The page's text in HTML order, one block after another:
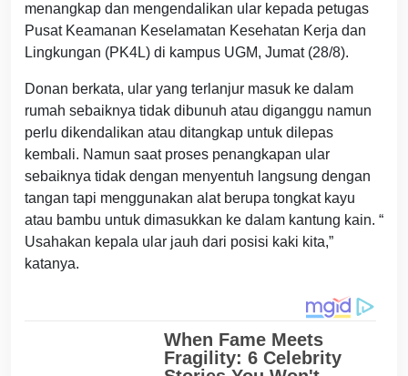
menangkap dan mengendalikan ular kepada petugas
Pusat Keamanan Keselamatan Kesehatan Kerja dan
Lingkungan (PK4L) di kampus UGM, Jumat (28/8).
Donan berkata, ular yang terlanjur masuk ke dalam
rumah sebaiknya tidak dibunuh atau diganggu namun
perlu dikendalikan atau ditangkap untuk dilepas
kembali. Namun saat proses penangkapan ular
sebaiknya tidak dengan menyentuh langsung dengan
tangan tapi menggunakan alat berupa tongkat kayu
atau bambu untuk dimasukkan ke dalam kantung kain. “
Usahakan kepala ular jauh dari posisi kaki kita,”
katanya.